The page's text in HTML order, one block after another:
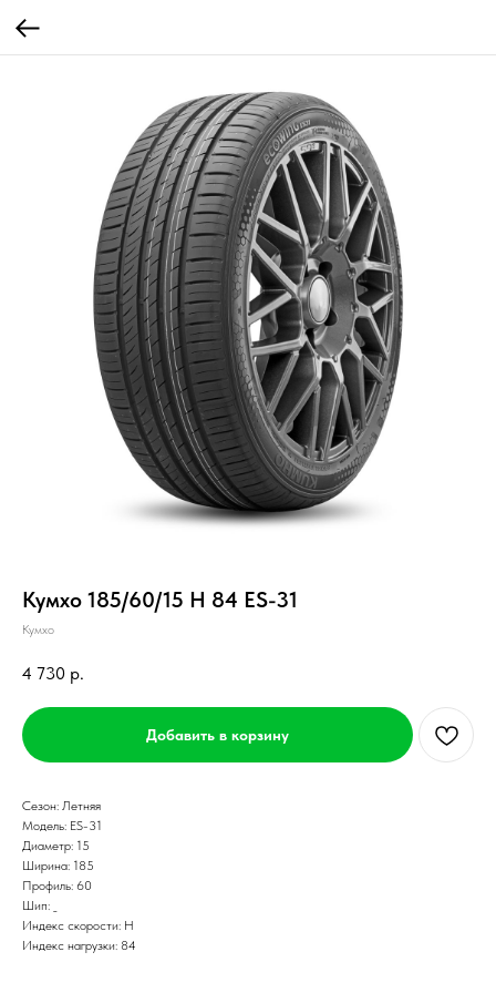
Кумхо 185/60/15 H 84 ES-31
Кумхо
4 730 р.
Добавить в корзину
Сезон: Летняя
Модель: ES-31
Диаметр: 15
Ширина: 185
Профиль: 60
Шип: _
Индекс скорости: H
Индекс нагрузки: 84